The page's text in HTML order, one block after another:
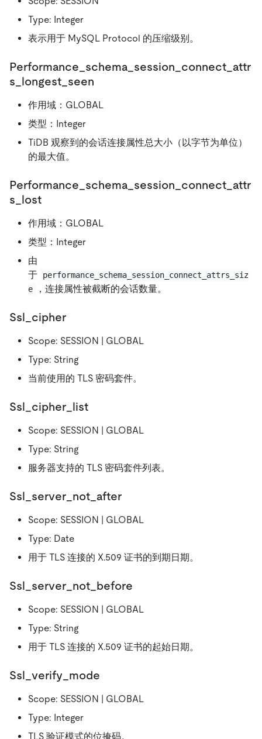
Type: Integer
表示用于 MySQL Protocol 的压缩级别。
Performance_schema_session_connect_attr
s_longest_seen
作用域：GLOBAL
类型：Integer
TiDB 观察到的会话连接属性总大小（以字节为单位）
的最大值。
Performance_schema_session_connect_attr
s_lost
作用域：GLOBAL
类型：Integer
由
于
performance_schema_session_connect_attrs_siz
e
，连接属性被截断的会话数量。
Ssl_cipher
Scope: SESSION | GLOBAL
Type: String
当前使用的 TLS 密码套件。
Ssl_cipher_list
Scope: SESSION | GLOBAL
Type: String
服务器支持的 TLS 密码套件列表。
Ssl_server_not_after
Scope: SESSION | GLOBAL
Type: Date
用于 TLS 连接的 X.509 证书的到期日期。
Ssl_server_not_before
Scope: SESSION | GLOBAL
Type: String
用于 TLS 连接的 X.509 证书的起始日期。
Ssl_verify_mode
Scope: SESSION | GLOBAL
Type: Integer
TLS 验证模式的位掩码。